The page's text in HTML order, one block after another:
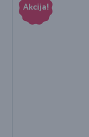
Akcija!